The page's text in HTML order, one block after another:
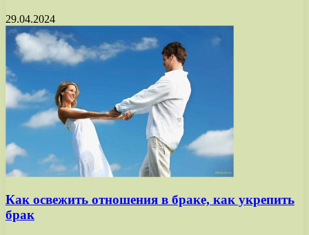
29.04.2024
Как освежить отношения в браке, как укрепить
брак